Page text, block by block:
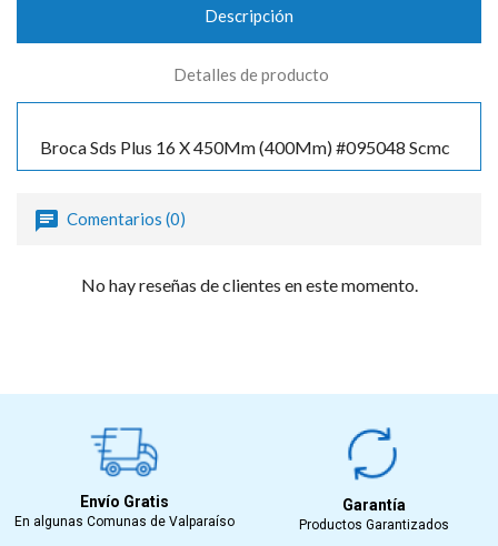
Descripción
Detalles de producto
Broca Sds Plus 16 X 450Mm (400Mm) #095048 Scmc
Comentarios (0)
No hay reseñas de clientes en este momento.
Envío Gratis
En algunas Comunas de Valparaíso
Garantía
Productos Garantizados